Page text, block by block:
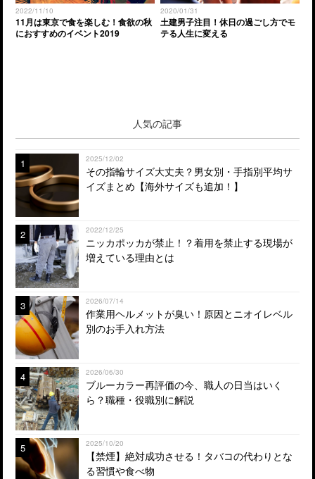
2022/11/10
11月は東京で食を楽しむ！食欲の秋
におすすめのイベント2019
2020/01/31
土建男子注目！休日の過ごし方でモ
テる人生に変える
人気の記事
1 2025/12/02
その指輪サイズ大丈夫？男女別・手指別平均サ
イズまとめ【海外サイズも追加！】
2 2022/12/25
ニッカポッカが禁止！？着用を禁止する現場が
増えている理由とは
3 2026/07/14
作業用ヘルメットが臭い！原因とニオイレベル
別のお手入れ方法
4 2026/06/30
ブルーカラー再評価の今、職人の日当はいく
ら？職種・役職別に解説
5 2025/10/20
【禁煙】絶対成功させる！タバコの代わりとな
る習慣や食べ物